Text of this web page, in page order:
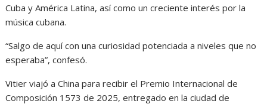
Cuba y América Latina, así como un creciente interés por la
música cubana.
“Salgo de aquí con una curiosidad potenciada a niveles que no
esperaba”, confesó.
Vitier viajó a China para recibir el Premio Internacional de
Composición 1573 de 2025, entregado en la ciudad de